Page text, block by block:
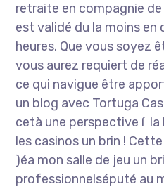
retraite en compagnie
est validé du la moins en
heures. Que vous soyez
vous aurez requiert de
ce qui navigue être
un blog avec Tortuga
cetà une perspective í
les casinos un brin !
)éa mon salle de jeu un
professionnelséputé au